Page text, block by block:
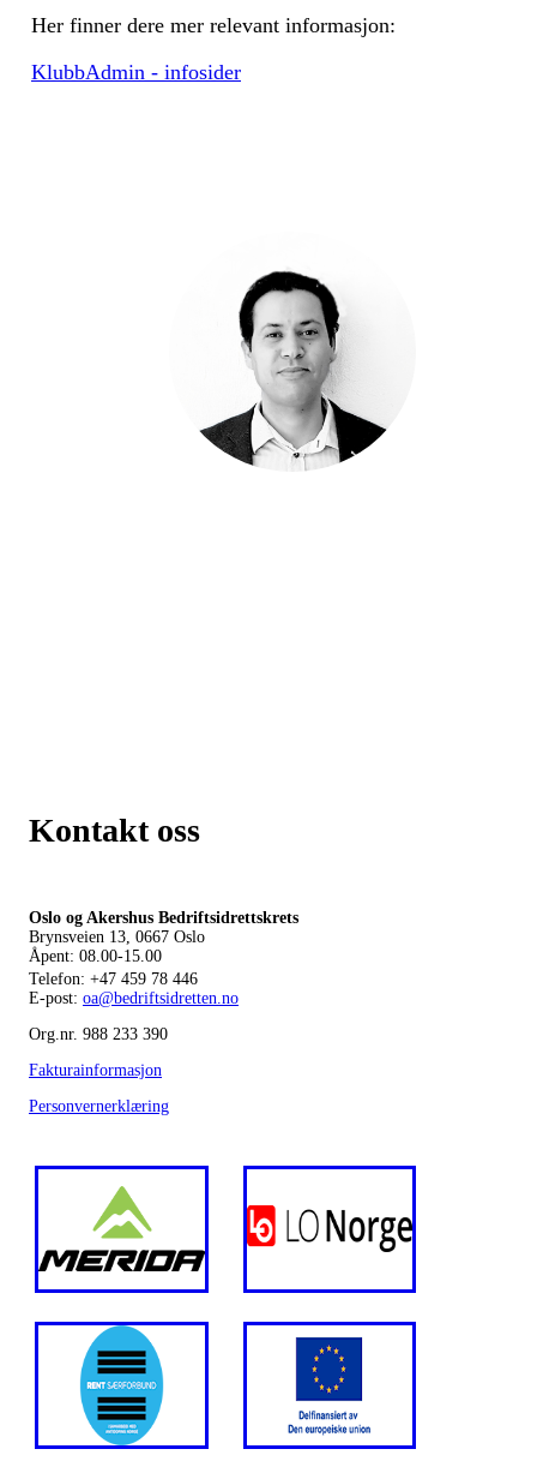
Her finner dere mer relevant informasjon:
KlubbAdmin - infosider
Kontakt oss
Oslo og Akershus Bedriftsidrettskrets
Brynsveien 13, 0667 Oslo
Åpent: 08.00-15.00
Telefon: +47 459 78 446
E-post: oa@bedriftsidretten.no
Org.nr. 988 233 390
Fakturainformasjon
Personvernerklæring